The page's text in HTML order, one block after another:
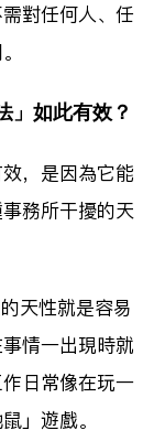
對任何人、任
」如此有效？
，是因為它能
務所干擾的天
天性就是容易
情一出現時就
日常像在玩一
」遊戲。